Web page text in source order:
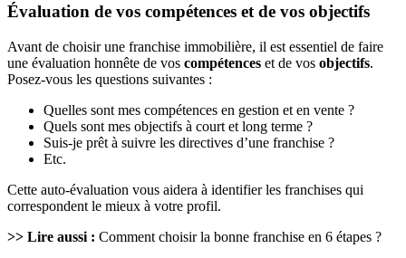
Évaluation de vos compétences et de vos objectifs
Avant de choisir une franchise immobilière, il est essentiel de faire
une évaluation honnête de vos compétences et de vos objectifs.
Posez-vous les questions suivantes :
Quelles sont mes compétences en gestion et en vente ?
Quels sont mes objectifs à court et long terme ?
Suis-je prêt à suivre les directives d’une franchise ?
Etc.
Cette auto-évaluation vous aidera à identifier les franchises qui
correspondent le mieux à votre profil.
>> Lire aussi : Comment choisir la bonne franchise en 6 étapes ?